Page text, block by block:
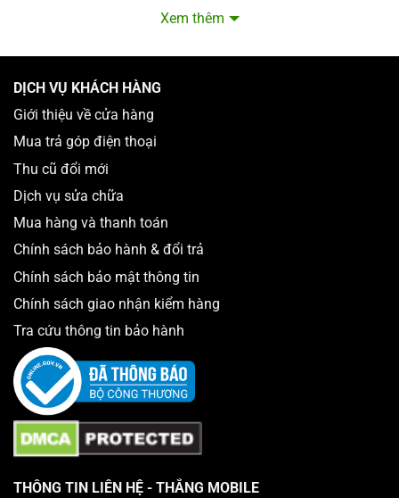
Thông qua quá trình tuyển chọn, Thắng Mobile sẽ phân
lướt) không có vết xước, nếu có thì rất nhỏ. Hình thức 99%
hoàn toàn nguyên zin, máy chưa từng qua sửa chữa.
Loại 2 (98%):tuy có xuất hiện vết trầy nhỏ, khung viền
chữa, thay thế.
Ngoài ra, có nhiều máy vẫn zin nhưng hình thức bên ngoài
xấu hơn. Thắng Mobile sẽ phân thành máy 97% với mức
giá rẻ nhất để người dùng dễ dàng tiếp cận hơn.
Xem thêm
DỊCH VỤ KHÁCH HÀNG
Giới thiệu về cửa hàng
Mua trả góp điện thoại
Thu cũ đổi mới
Dịch vụ sửa chữa
Mua hàng và thanh toán
Chính sách bảo hành & đổi trả
Chính sách bảo mật thông tin
Chính sách giao nhận kiểm hàng
Tra cứu thông tin bảo hành
THÔNG TIN LIÊN HỆ - THẮNG MOBILE